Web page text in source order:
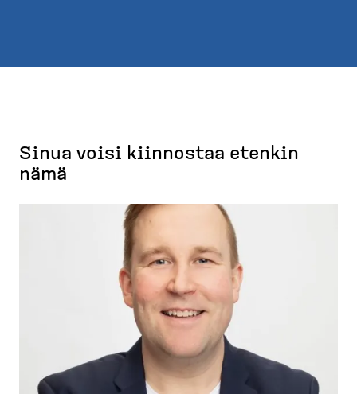
Sinua voisi kiinnostaa etenkin
nämä